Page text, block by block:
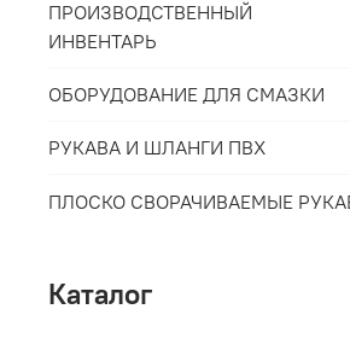
ПРОИЗВОДСТВЕННЫЙ
ИНВЕНТАРЬ
ОБОРУДОВАНИЕ ДЛЯ СМАЗКИ
РУКАВА И ШЛАНГИ ПВХ
ПЛОСКО СВОРАЧИВАЕМЫЕ
Каталог